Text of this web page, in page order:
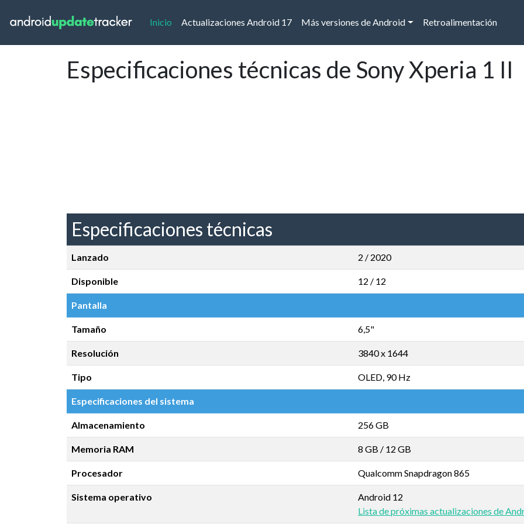
Inicio (current)
Actualizaciones Android 17 Más versiones de Android Retroalimentación
Especificaciones técnicas de Sony Xperia 1 II
Especificaciones técnicas
Lanzado 2 / 2020
Disponible 12 / 12
Pantalla
Tamaño 6,5"
Resolución 3840 x 1644
Tipo OLED, 90 Hz
Especificaciones del sistema
Almacenamiento 256 GB
Memoria RAM 8 GB / 12 GB
Procesador Qualcomm Snapdragon 865
Sistema operativo
Android 12
Lista de próximas actualizaciones de